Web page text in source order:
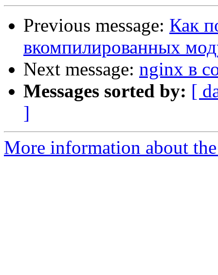
Previous message: Как
вкомпилированных
Next message: nginx в
Messages sorted by: [
]
More information about